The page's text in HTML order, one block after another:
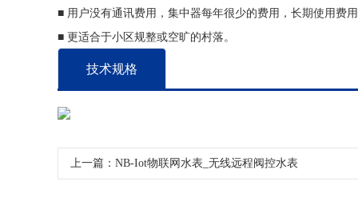
■ 用户没有通讯费用，集中器每年很少的费用，长期使用费
■ 更适合于小区规整或空旷的村落。
技术规格
上一篇：NB-Iot物联网水表_无线远程阀控水表